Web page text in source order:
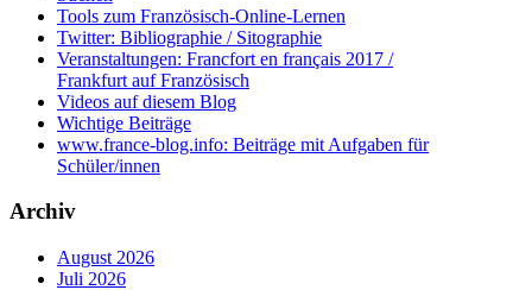
Tools zum Französisch-Online-Lernen
Twitter: Bibliographie / Sitographie
Veranstaltungen: Francfort en français 2017 /
Frankfurt auf Französisch
Videos auf diesem Blog
Wichtige Beiträge
www.france-blog.info: Beiträge mit Aufgaben für
Schüler/innen
Archiv
August 2026
Juli 2026